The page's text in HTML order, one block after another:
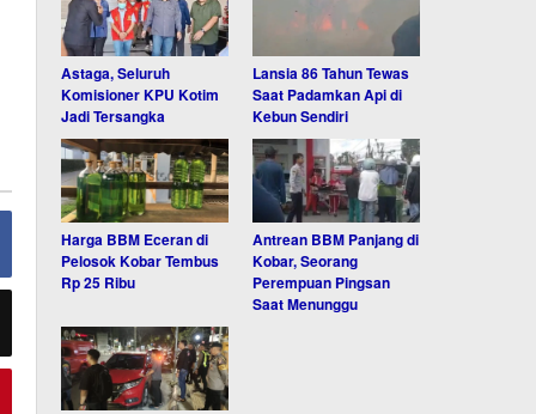
Astaga, Seluruh
Komisioner KPU Kotim
Jadi Tersangka
Lansia 86 Tahun Tewas
Saat Padamkan Api di
Kebun Sendiri
Harga BBM Eceran di
Pelosok Kobar Tembus
Rp 25 Ribu
Antrean BBM Panjang di
Kobar, Seorang
Perempuan Pingsan
Saat Menunggu